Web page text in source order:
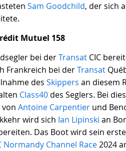
Sam Goodchild, der sich
Mutuel 158
bei derTransat CIC
Frankreich bei derTransat
des Skippers an diesem
Class40 des Seglers. Bei
Antoine Carpentier und
wird sich Ian Lipinski an
Das Boot wird sein
Normandy Channel Race2024